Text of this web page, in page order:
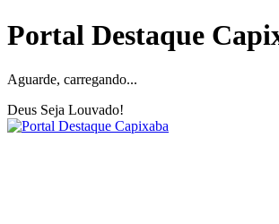
Portal Destaque
Aguarde, carregando...
Deus Seja Louvado!